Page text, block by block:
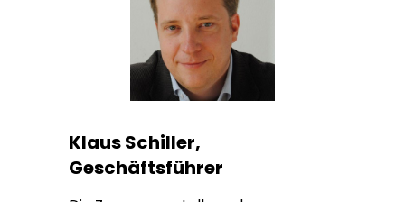
Klaus Schiller,
Geschäftsführer